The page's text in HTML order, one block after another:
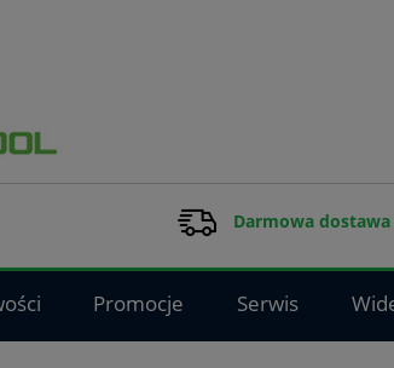
Darmowa dostawa
Promocje Serwis